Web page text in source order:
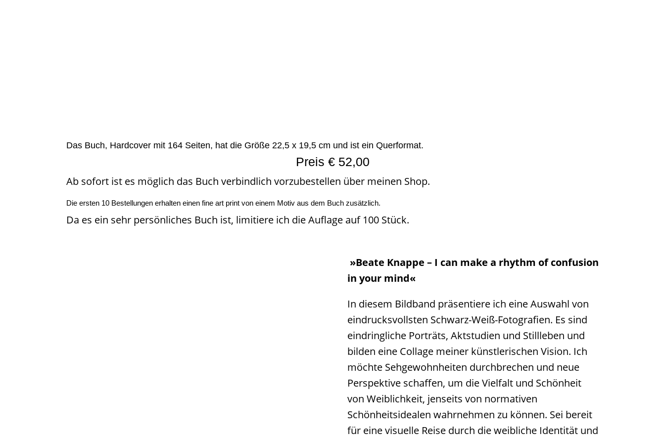
Das Buch, Hardcover mit 164 Seiten, hat die Größe 22,5 x 19,5 cm und ist ein Querformat.
Preis € 52,00
Ab sofort ist es möglich das Buch verbindlich vorzubestellen über meinen Shop.
Die ersten 10 Bestellungen erhalten einen fine art print von einem Motiv aus dem Buch zusätzlich.
Da es ein sehr persönliches Buch ist, limitiere ich die Auflage auf 100 Stück.
»Beate Knappe – I can make a rhythm of confusion
in your mind«
In diesem Bildband präsentiere ich eine Auswahl von
eindrucksvollsten Schwarz-Weiß-Fotografien. Es sind
eindringliche Porträts, Aktstudien und Stillleben und
bilden eine Collage meiner künstlerischen Vision. Ich
möchte Sehgewohnheiten durchbrechen und neue
Perspektive schaffen, um die Vielfalt und Schönheit
von Weiblichkeit, jenseits von normativen
Schönheitsidealen wahrnehmen zu können. Sei bereit
für eine visuelle Reise durch die weibliche Identität und